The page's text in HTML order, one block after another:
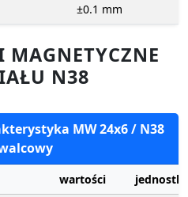
±0.1 mm
MAGNETYCZNE
N38
MW 24x6 / N38
wartości
jednostki